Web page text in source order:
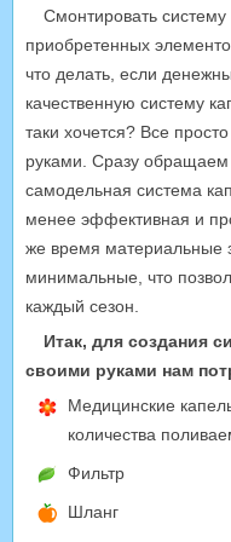
Смонтировать систему
приобретенных
что делать, если
качественную систему
таки хочется? Все
руками. Сразу
самодельная система
менее эффективная и
же время материальные
минимальные, что
каждый сезон.
Итак, для создания
своими руками нам
Медицинские
количества
Фильтр
Шланг